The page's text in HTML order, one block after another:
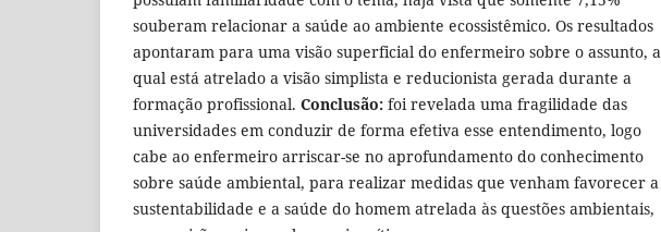
souberam relacionar a saúde ao ambiente ecossistêmico. Os resultados
apontaram para uma visão superficial do enfermeiro sobre o assunto, a
qual está atrelado a visão simplista e reducionista gerada durante a
formação profissional. Conclusão: foi revelada uma fragilidade das
universidades em conduzir de forma efetiva esse entendimento, logo
cabe ao enfermeiro arriscar-se no aprofundamento do conhecimento
sobre saúde ambiental, para realizar medidas que venham favorecer a
sustentabilidade e a saúde do homem atrelada às questões ambientais,